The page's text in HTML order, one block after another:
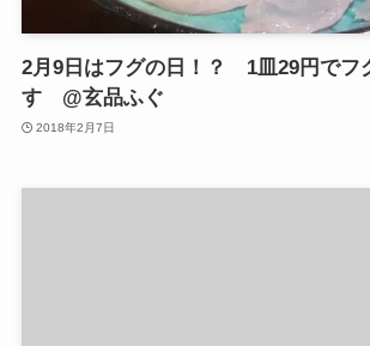
2月9日はフグの日！？ 1皿29円でフ
す @玄品ふぐ
2018年2月7日